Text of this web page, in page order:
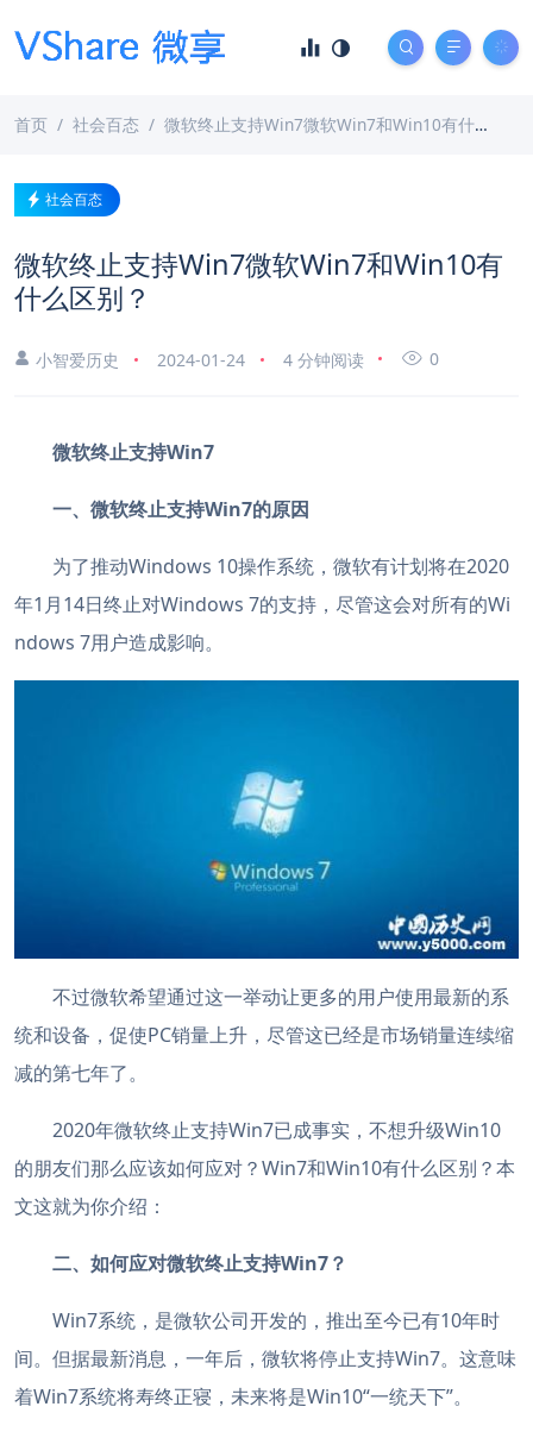
首页 社会百态 微软终止支持Win7微软Win7和Win10有什么区别？
社会百态
微软终止支持Win7微软Win7和Win10有
什么区别？
小智爱历史 2024-01-24 4 分钟阅读 0
微软终止支持Win7
一、微软终止支持Win7的原因
为了推动Windows 10操作系统，微软有计划将在2020
年1月14日终止对Windows 7的支持，尽管这会对所有的Wi
ndows 7用户造成影响。
不过微软希望通过这一举动让更多的用户使用最新的系
统和设备，促使PC销量上升，尽管这已经是市场销量连续缩
减的第七年了。
2020年微软终止支持Win7已成事实，不想升级Win10
的朋友们那么应该如何应对？Win7和Win10有什么区别？本
文这就为你介绍：
二、如何应对微软终止支持Win7？
Win7系统，是微软公司开发的，推出至今已有10年时
间。但据最新消息，一年后，微软将停止支持Win7。这意味
着Win7系统将寿终正寝，未来将是Win10“一统天下”。